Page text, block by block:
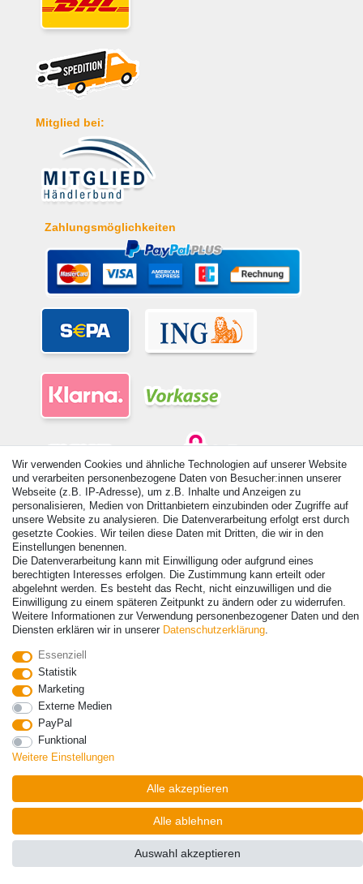
Mitglied bei:
Zahlungsmöglichkeiten
© Copyright 2026 | Alle Rechte vorbehalten. - Alle Rechte vorbehalten.
Preisangaben inkl. gesetzl. 19% MwSt. | Grundpreise siehe Artikeldetail | *Gilt für
Lieferungen nach Deutschland!
Vertrag widerrufen Kontakt
Wir verwenden Cookies und ähnliche Technologien auf unserer Website
und verarbeiten personenbezogene Daten von Besucher:innen unserer
Webseite (z.B. IP-Adresse), um z.B. Inhalte und Anzeigen zu
personalisieren, Medien von Drittanbietern einzubinden oder Zugriffe auf
unsere Website zu analysieren. Die Datenverarbeitung erfolgt erst durch
gesetzte Cookies. Wir teilen diese Daten mit Dritten, die wir in den
Einstellungen benennen.
Die Datenverarbeitung kann mit Einwilligung oder aufgrund eines
berechtigten Interesses erfolgen. Die Zustimmung kann erteilt oder
abgelehnt werden. Es besteht das Recht, nicht einzuwilligen und die
Einwilligung zu einem späteren Zeitpunkt zu ändern oder zu widerrufen.
Weitere Informationen zur Verwendung personenbezogener Daten und den
Diensten erklären wir in unserer Daten­schutz­erklärung.
Essenziell
Statistik
Marketing
Externe Medien
PayPal
Funktional
Weitere Einstellungen
Alle akzeptieren
Alle ablehnen
Auswahl akzeptieren